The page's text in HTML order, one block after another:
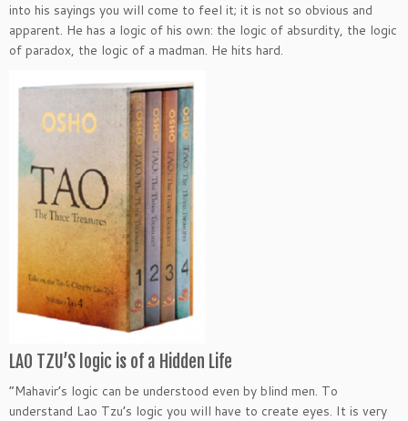
into his sayings you will come to feel it; it is not so obvious and
apparent. He has a logic of his own: the logic of absurdity, the logic
of paradox, the logic of a madman. He hits hard.
LAO TZU’S logic is of a Hidden Life
“Mahavir’s logic can be understood even by blind men. To
understand Lao Tzu’s logic you will have to create eyes. It is very